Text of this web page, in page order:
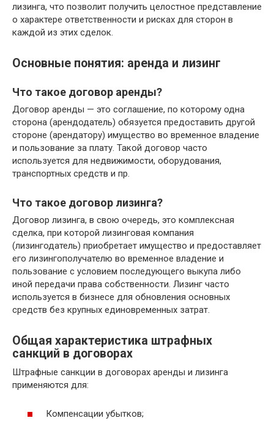
лизинга, что позволит получить целостное представление
о характере ответственности и рисках для сторон в
каждой из этих сделок.
Основные понятия: аренда и лизинг
Что такое договор аренды?
Договор аренды — это соглашение, по которому одна
сторона (арендодатель) обязуется предоставить другой
стороне (арендатору) имущество во временное владение
и пользование за плату. Такой договор часто
используется для недвижимости, оборудования,
транспортных средств и пр.
Что такое договор лизинга?
Договор лизинга, в свою очередь, это комплексная
сделка, при которой лизинговая компания
(лизингодатель) приобретает имущество и предоставляет
его лизингополучателю во временное владение и
пользование с условием последующего выкупа либо
иной передачи права собственности. Лизинг часто
используется в бизнесе для обновления основных
средств без крупных единовременных затрат.
Общая характеристика штрафных
санкций в договорах
Штрафные санкции в договорах аренды и лизинга
применяются для:
Компенсации убытков;